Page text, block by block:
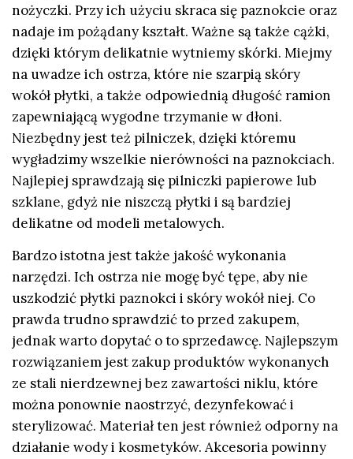
nożyczki. Przy ich użyciu skraca się paznokcie oraz
nadaje im pożądany kształt. Ważne są także cążki,
dzięki którym delikatnie wytniemy skórki. Miejmy
na uwadze ich ostrza, które nie szarpią skóry
wokół płytki, a także odpowiednią długość ramion
zapewniającą wygodne trzymanie w dłoni.
Niezbędny jest też pilniczek, dzięki któremu
wygładzimy wszelkie nierówności na paznokciach.
Najlepiej sprawdzają się pilniczki papierowe lub
szklane, gdyż nie niszczą płytki i są bardziej
delikatne od modeli metalowych.
Bardzo istotna jest także jakość wykonania
narzędzi. Ich ostrza nie mogę być tępe, aby nie
uszkodzić płytki paznokci i skóry wokół niej. Co
prawda trudno sprawdzić to przed zakupem,
jednak warto dopytać o to sprzedawcę. Najlepszym
rozwiązaniem jest zakup produktów wykonanych
ze stali nierdzewnej bez zawartości niklu, które
można ponownie naostrzyć, dezynfekować i
sterylizować. Materiał ten jest również odporny na
działanie wody i kosmetyków. Akcesoria powinny